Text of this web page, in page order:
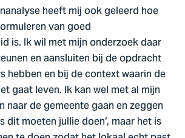
heeft mij ook geleerd hoe
van goed
is. Ik wil met mijn onderzoek daar
en aansluiten bij de opdracht
hebben en bij de context waarin de
gaat leven. Ik kan wel met al mijn
naar de gemeente gaan en zeggen
dit moeten jullie doen’, maar het is